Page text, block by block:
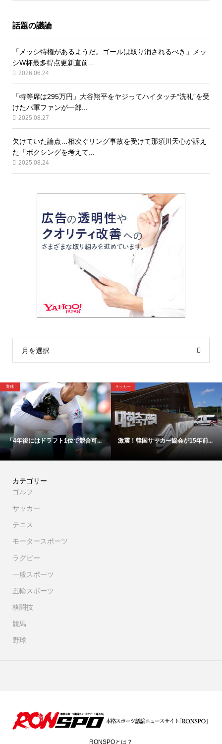
話題の議論
「メッシ特権があるようだ。ゴールは取り消されるべき」メッ
シW杯最多得点更新直前...
2026.06.24
「特等席は295万円」大谷翔平をヤジってハイタッチ“洗礼”を受
けたパ軍ファンが一部...
2025.08.27
欠けていた論点…相次ぐリング事故を受けて那須川天心が訴え
た「ボクシングを考えて...
2025.08.24
月を選択
韓国サッカー協会が15年前...
野球
【映像】これが4年後ドラ1間違い... 「高
カテゴリー
ゴルフ
サッカー
テニス
モータースポーツ
ラグビー
一般スポーツ
五輪スポーツ
格闘技
競馬
野球
RONSPOとは？